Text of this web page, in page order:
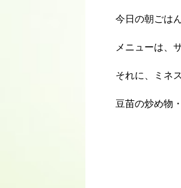
今日の朝ごは
メニューは、
それに、ミネ
豆苗の炒め物